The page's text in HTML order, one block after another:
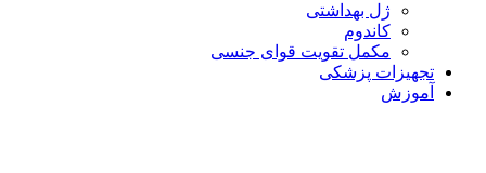
ژل بهداشتی
کاندوم
مکمل تقویت قوای جنسی
تجهیزات پزشکی
آموزش